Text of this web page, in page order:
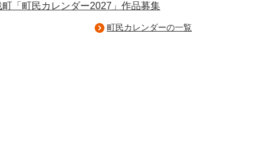
町「町民カレンダー2027」作品募集
町民カレンダーの一覧